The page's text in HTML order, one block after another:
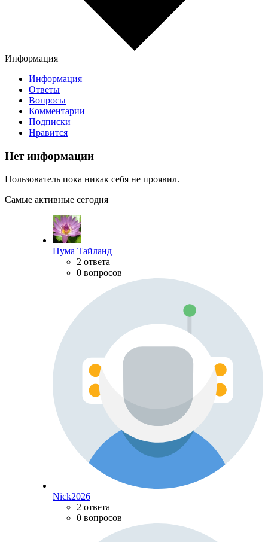
Информация
Информация
Ответы
Вопросы
Комментарии
Подписки
Нравится
Нет информации
Пользователь пока никак себя не проявил.
Самые активные сегодня
Пума Тайланд
2 ответа
0 вопросов
Nick2026
2 ответа
0 вопросов